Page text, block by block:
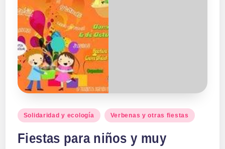
Publicado
Solidaridad y ecología Verbenas y otras fiestas
Fiestas para niños y muy